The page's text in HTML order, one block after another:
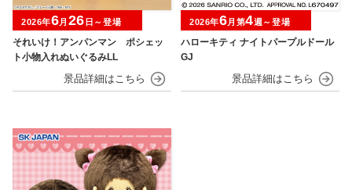
それいけ！アンパンマン ポシェッ
ト小物入れぬいぐるみLL
2026年6月 26 日～登場
ハローキティ ナイトパープルドール
GJ
2026年6月第4週～登場